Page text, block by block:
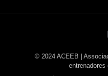
© 2024 ACEEB |
entrenadores